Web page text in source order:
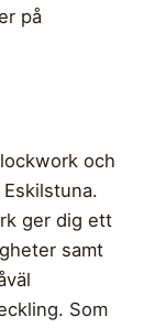
på
och
ger dig ett
samt
Som